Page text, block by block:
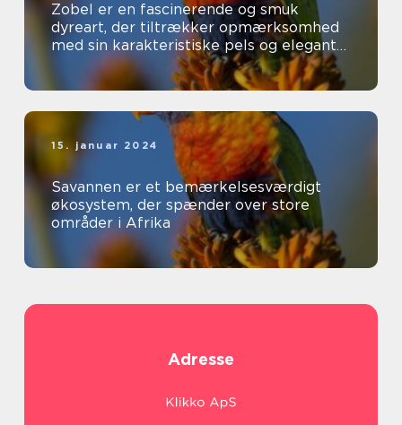
Zobel er en fascinerende og smuk
dyreart, der tiltrækker opmærksomhed
med sin karakteristiske pels og elegante
udseende
15. januar 2024
Savannen er et bemærkelsesværdigt
økosystem, der spænder over store
områder i Afrika
Adresse